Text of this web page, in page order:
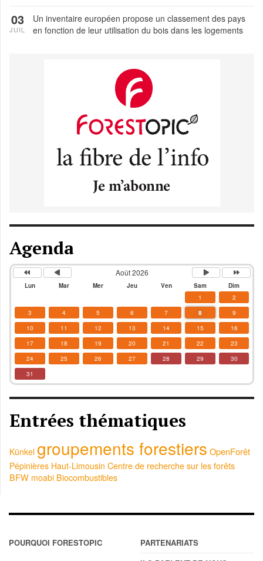
Un inventaire européen propose un classement des pays
en fonction de leur utilisation du bois dans les logements
03
JUIL
Agenda
Août 2026
Lun Mar Mer Jeu Ven Sam
Dim
1
2
3
4 5 6 7 8
9
10
11 12 13 14 15
16
17
18 19 20 21 22
23
24
25 26 27 28 29
30
31
Entrées thématiques
Künkel groupements forestiers OpenForêt
Pépinières Haut-Limousin Centre de recherche sur les forêts
BFW moabi Biocombustibles
POURQUOI FORESTOPIC
PARTENARIATS